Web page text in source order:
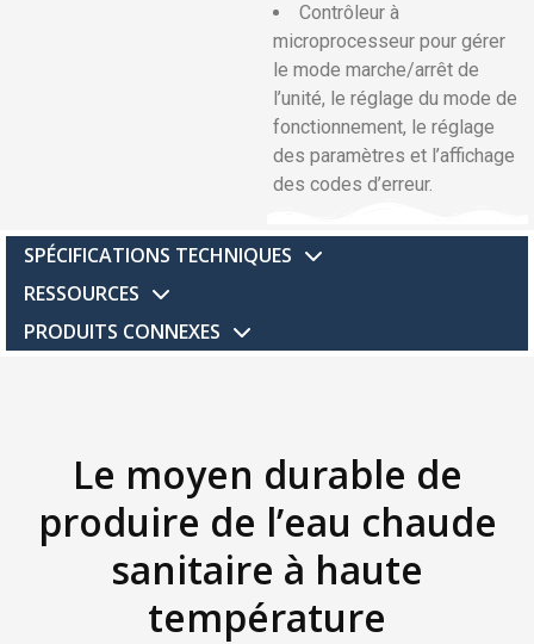
Contrôleur à
microprocesseur pour gérer
le mode marche/arrêt de
l’unité, le réglage du mode de
fonctionnement, le réglage
des paramètres et l’affichage
des codes d’erreur.
SPÉCIFICATIONS TECHNIQUES
RESSOURCES
PRODUITS CONNEXES
Le moyen durable de
produire de l’eau chaude
sanitaire à haute
température